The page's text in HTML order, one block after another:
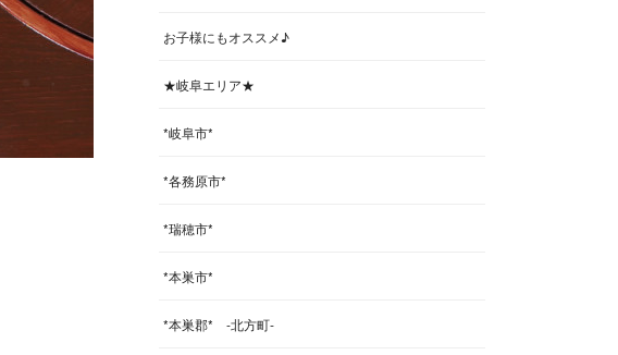
お子様にもオススメ♪
★岐阜エリア★
*岐阜市*
*各務原市*
*瑞穂市*
*本巣市*
*本巣郡* -北方町-